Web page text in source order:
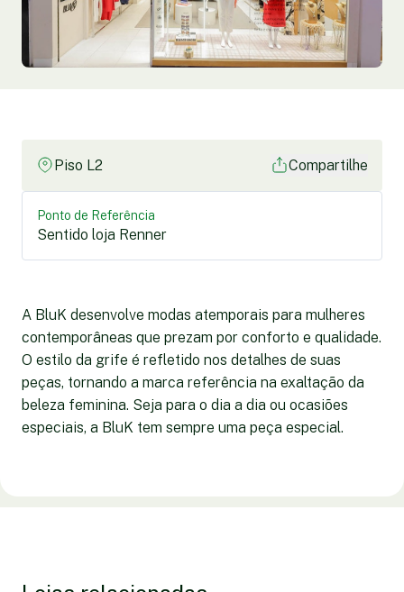
Piso L2 Compartilhe
Ponto de Referência
Sentido loja Renner
A BluK desenvolve modas atemporais para mulheres
contemporâneas que prezam por conforto e qualidade.
O estilo da grife é refletido nos detalhes de suas
peças, tornando a marca referência na exaltação da
beleza feminina. Seja para o dia a dia ou ocasiões
especiais, a BluK tem sempre uma peça especial.